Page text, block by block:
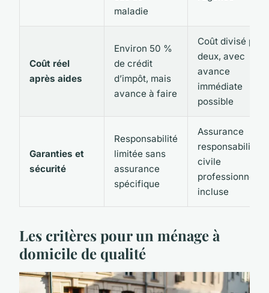
maladie
Coût réel
après aides
Environ 50 %
de crédit
d’impôt, mais
avance à faire
Coût divisé par
deux, avec
avance
immédiate
possible
Garanties et
sécurité
Responsabilité
limitée sans
assurance
spécifique
Assurance
responsabilité
civile
professionnelle
incluse
Les critères pour un ménage à
domicile de qualité